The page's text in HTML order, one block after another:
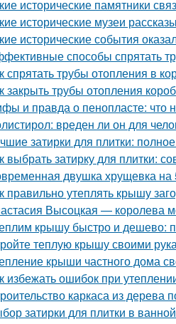
исторические памятники
исторические музеи
исторические события
способы спрятать
спрятать трубы отопления в
закрыть трубы отопления
и правда о пенопласте: что
вреден ли он для
затирки для плитки:
выбрать затирку для плитки:
двушка хрущевка на
правильно утеплять крышу
Высоцкая — королева
крышу быстро и дешево:
теплую крышу своими
крыши частного дома
избежать ошибок при
каркаса из дерева
затирки для плитки в